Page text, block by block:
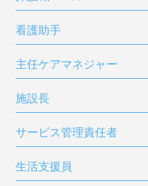
看護助手
主任ケアマネジャー
施設長
サービス管理責任者
生活支援員